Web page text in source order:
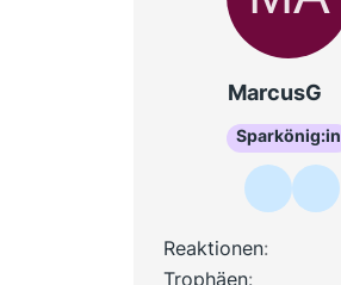
MarcusG
Sparkönig:in
Reaktionen
Trophäen